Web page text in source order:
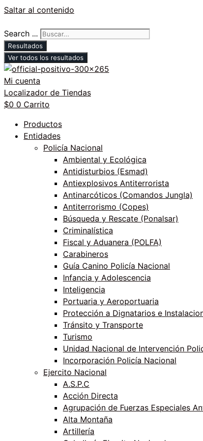
Saltar al contenido
Search ...
Resultados
Ver todos los resultados
Mi cuenta
Localizador de Tiendas
$0 0 Carrito
Productos
Entidades
Policía Nacional
Ambiental y Ecológica
Antidisturbios (Esmad)
Antiexplosivos Antiterrorista
Antinarcóticos (Comandos Jungla)
Antiterrorismo (Copes)
Búsqueda y Rescate (Ponalsar)
Criminalística
Fiscal y Aduanera (POLFA)
Carabineros
Guía Canino Policía Nacional
Infancia y Adolescencia
Inteligencia
Portuaria y Aeroportuaria
Protección a Dignatarios e
Tránsito y Transporte
Turismo
Unidad Nacional de Intervención
Incorporación Policía Nacional
Ejercito Nacional
A.S.P.C
Acción Directa
Agrupación de Fuerzas Especiales
Alta Montaña
Artillería